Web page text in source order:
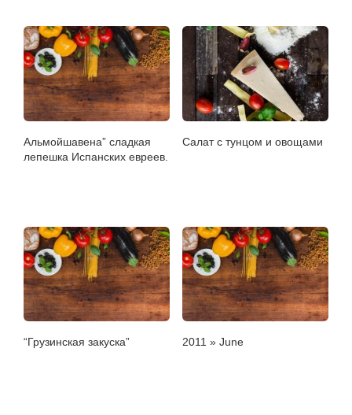
Альмойшавена” сладкая
лепешка Испанских евреев.
Салат с тунцом и овощами
“Грузинская закуска” 2011 » June